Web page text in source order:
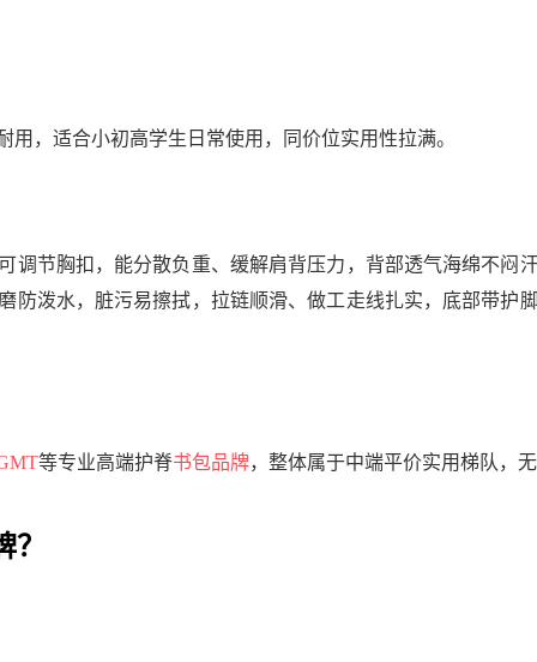
，适合小初高学生日常使用，同价位实用性拉满。
调节胸扣，能分散负重、缓解肩背压力，背部透气海绵不闷
防泼水，脏污易擦拭，拉链顺滑、做工走线扎实，底部带护
等专业高端护脊书包品牌，整体属于中端平价实用梯队，